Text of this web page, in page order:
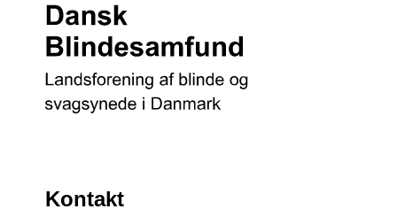
Kontakt